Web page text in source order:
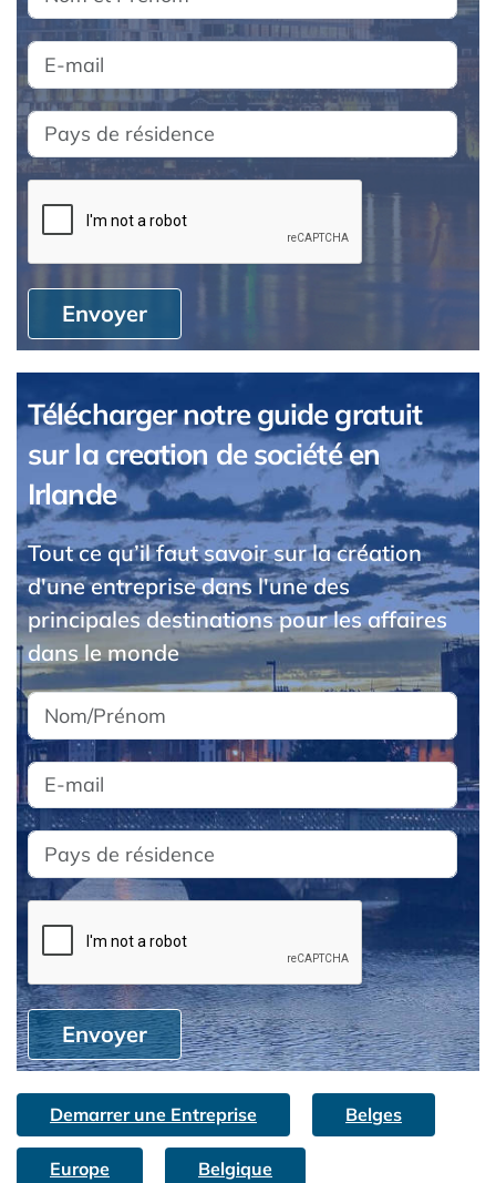
Envoyer
Télécharger notre guide gratuit
sur la creation de société en
Irlande
Tout ce qu’il faut savoir sur la création
d'une entreprise dans l'une des
principales destinations pour les affaires
dans le monde
Envoyer
Demarrer une Entreprise Belges
Europe Belgique